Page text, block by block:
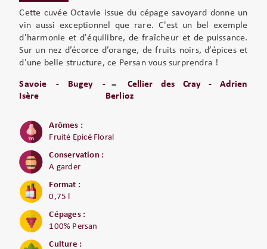
Cette cuvée Octavie issue du cépage savoyard donne un
vin aussi exceptionnel que rare. C'est un bel exemple
d'harmonie et d'équilibre, de fraîcheur et de puissance.
Sur un nez d’écorce d’orange, de fruits noirs, d’épices et
d'une belle structure, ce Persan vous surprendra !
Savoie - Bugey -
Isère
Cellier des Cray - Adrien
Berlioz
Arômes :
Fruité Epicé Floral
Conservation :
A garder
Format :
0,75 l
Cépages :
100% Persan
Culture :